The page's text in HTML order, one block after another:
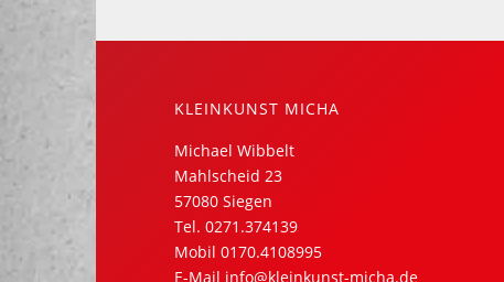
KLEINKUNST MICHA
Michael Wibbelt
Mahlscheid 23
57080 Siegen
Tel.0271.374139
Mobil0170.4108995
E-Mail info@kleinkunst-micha.de